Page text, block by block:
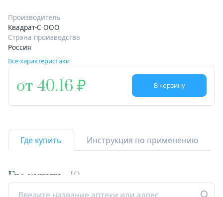
Производитель
Квадрат-С ООО
Страна производства
Россия
Все характеристики
от 40.16 В корзину
Где купить Инструкция по применению
Где купить 19